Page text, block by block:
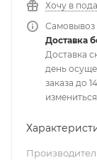
Хочу в
Самовывоз
Доставка
Доставка
день
заказа до